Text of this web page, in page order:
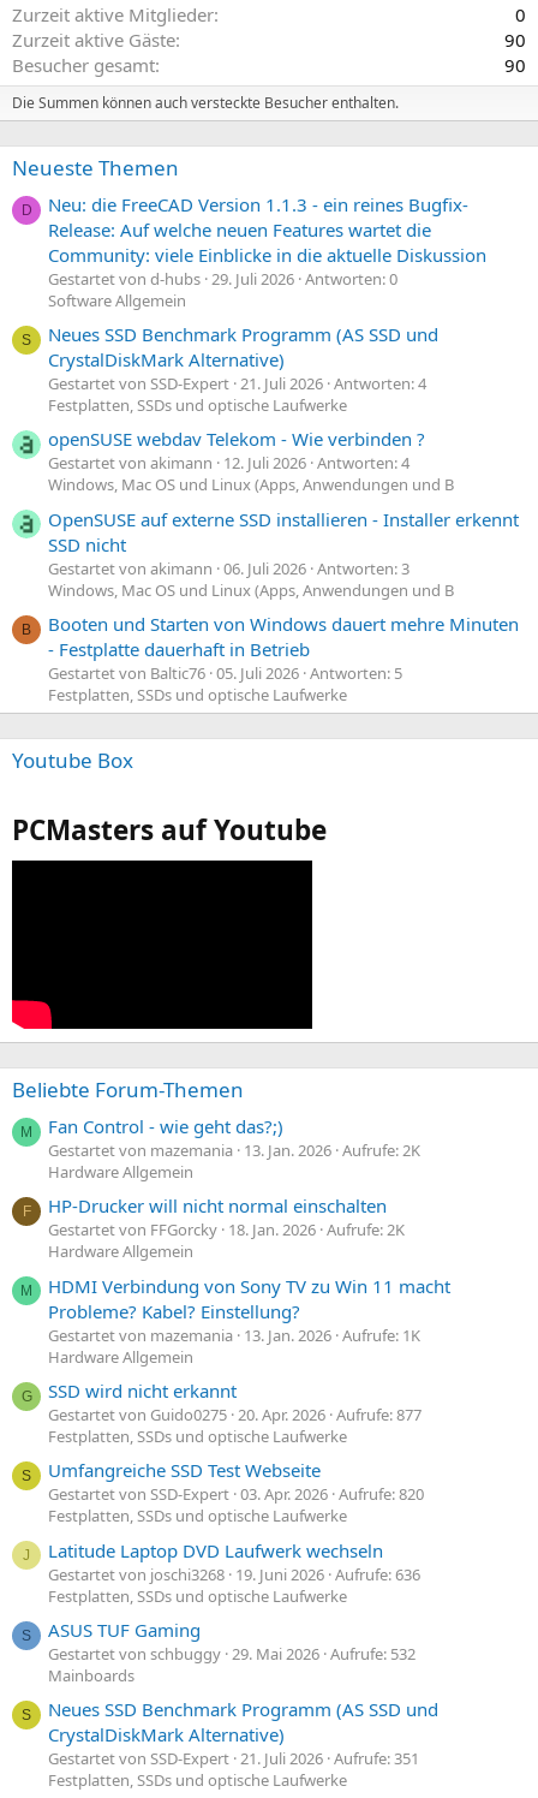
Zurzeit aktive Mitglieder
0
Zurzeit aktive Gäste
90
Besucher gesamt
90
Die Summen können auch versteckte Besucher enthalten.
Neueste Themen
D
Neu: die FreeCAD Version 1.1.3 - ein reines Bugfix-
Release: Auf welche neuen Features wartet die
Community: viele Einblicke in die aktuelle Diskussion
Gestartet von d-hubs 29. Juli 2026 Antworten: 0
Software Allgemein
S
Neues SSD Benchmark Programm (AS SSD und
CrystalDiskMark Alternative)
Gestartet von SSD-Expert 21. Juli 2026 Antworten: 4
Festplatten, SSDs und optische Laufwerke
openSUSE webdav Telekom - Wie verbinden ?
Gestartet von akimann 12. Juli 2026 Antworten: 4
Windows, Mac OS und Linux (Apps, Anwendungen und B
OpenSUSE auf externe SSD installieren - Installer erkennt
SSD nicht
Gestartet von akimann 06. Juli 2026 Antworten: 3
Windows, Mac OS und Linux (Apps, Anwendungen und B
B
Booten und Starten von Windows dauert mehre Minuten
- Festplatte dauerhaft in Betrieb
Gestartet von Baltic76 05. Juli 2026 Antworten: 5
Festplatten, SSDs und optische Laufwerke
Youtube Box
PCMasters auf Youtube
Beliebte Forum-Themen
M Fan Control - wie geht das?;)
Gestartet von mazemania 13. Jan. 2026 Aufrufe: 2K
Hardware Allgemein
F HP-Drucker will nicht normal einschalten
Gestartet von FFGorcky 18. Jan. 2026 Aufrufe: 2K
Hardware Allgemein
M
HDMI Verbindung von Sony TV zu Win 11 macht
Probleme? Kabel? Einstellung?
Gestartet von mazemania 13. Jan. 2026 Aufrufe: 1K
Hardware Allgemein
G SSD wird nicht erkannt
Gestartet von Guido0275 20. Apr. 2026 Aufrufe: 877
Festplatten, SSDs und optische Laufwerke
S Umfangreiche SSD Test Webseite
Gestartet von SSD-Expert 03. Apr. 2026 Aufrufe: 820
Festplatten, SSDs und optische Laufwerke
J Latitude Laptop DVD Laufwerk wechseln
Gestartet von joschi3268 19. Juni 2026 Aufrufe: 636
Festplatten, SSDs und optische Laufwerke
S ASUS TUF Gaming
Gestartet von schbuggy 29. Mai 2026 Aufrufe: 532
Mainboards
S
Neues SSD Benchmark Programm (AS SSD und
CrystalDiskMark Alternative)
Gestartet von SSD-Expert 21. Juli 2026 Aufrufe: 351
Festplatten, SSDs und optische Laufwerke